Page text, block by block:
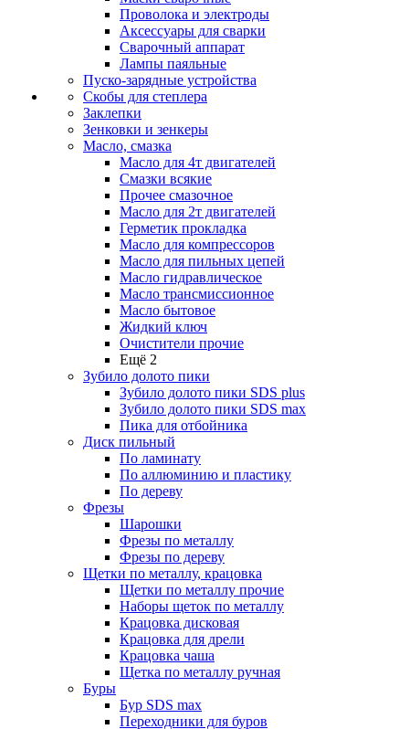
Проволока и электроды
Аксессуары для сварки
Сварочный аппарат
Лампы паяльные
Пуско-зарядные устройства
Скобы для степлера
Заклепки
Зенковки и зенкеры
Масло, смазка
Масло для 4т двигателей
Смазки всякие
Прочее смазочное
Масло для 2т двигателей
Герметик прокладка
Масло для компрессоров
Масло для пильных цепей
Масло гидравлическое
Масло трансмиссионное
Масло бытовое
Жидкий ключ
Очистители прочие
Ещё 2
Зубило долото пики
Зубило долото пики SDS plus
Зубило долото пики SDS max
Пика для отбойника
Диск пильный
По ламинату
По аллюминию и пластику
По дереву
Фрезы
Шарошки
Фрезы по металлу
Фрезы по дереву
Щетки по металлу, крацовка
Щетки по металлу прочие
Наборы щеток по металлу
Крацовка дисковая
Крацовка для дрели
Крацовка чаша
Щетка по металлу ручная
Буры
Бур SDS max
Переходники для буров